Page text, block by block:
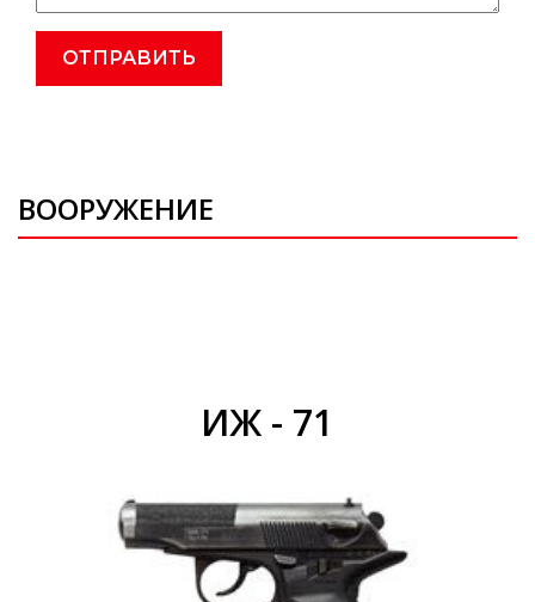
ВООРУЖЕНИЕ
ИЖ - 71